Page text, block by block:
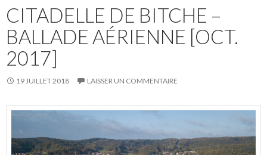
CITADELLE DE BITCHE –
BALLADE AÉRIENNE [OCT.
2017]
19 JUILLET 2018 LAISSER UN COMMENTAIRE